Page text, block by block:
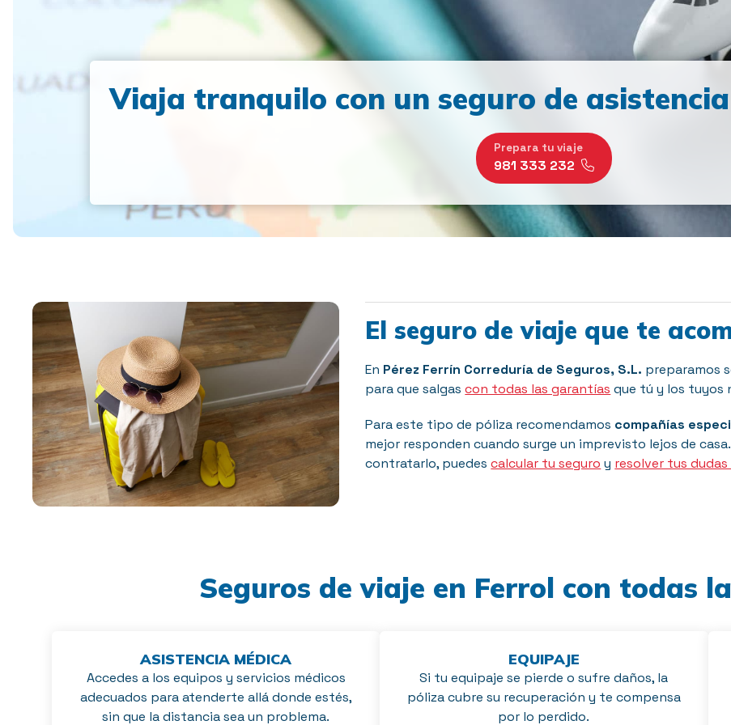
Viaja tranquilo con un seguro de
Prepara tu viaje
981 333 232
El seguro de viaje que te
En Pérez Ferrín Correduría de Seguros, S.L. preparamos
para que salgascon todas las garantías que tú y los tuyos
Para este tipo de póliza recomendamos compañías
mejor responden cuando surge un imprevisto lejos de
contratarlo, puedescalcular tu seguro y resolver tus
Seguros de viaje en Ferrol con todas
ASISTENCIA MÉDICA
Accedes a los equipos y servicios médicos
adecuados para atenderte allá donde estés,
sin que la distancia sea un problema.
EQUIPAJE
Si tu equipaje se pierde o sufre daños, la
póliza cubre su recuperación y te compensa
por lo perdido.